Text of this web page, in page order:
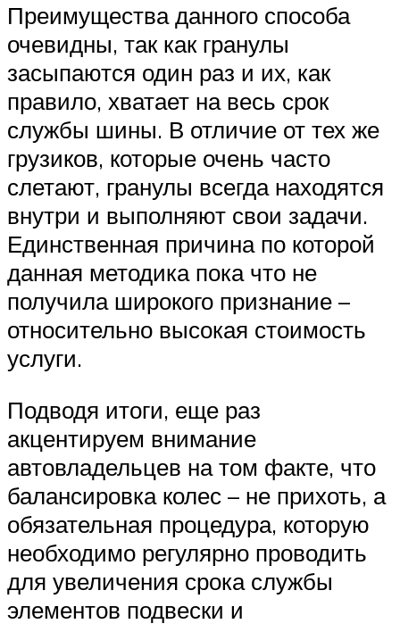
Преимущества данного способа
очевидны, так как гранулы
засыпаются один раз и их, как
правило, хватает на весь срок
службы шины. В отличие от тех же
грузиков, которые очень часто
слетают, гранулы всегда находятся
внутри и выполняют свои задачи.
Единственная причина по которой
данная методика пока что не
получила широкого признание –
относительно высокая стоимость
услуги.
Подводя итоги, еще раз
акцентируем внимание
автовладельцев на том факте, что
балансировка колес – не прихоть, а
обязательная процедура, которую
необходимо регулярно проводить
для увеличения срока службы
элементов подвески и